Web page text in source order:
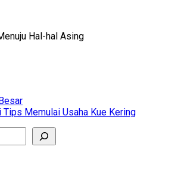
Hal-hal Asing
Tips Memulai Usaha Kue Kering